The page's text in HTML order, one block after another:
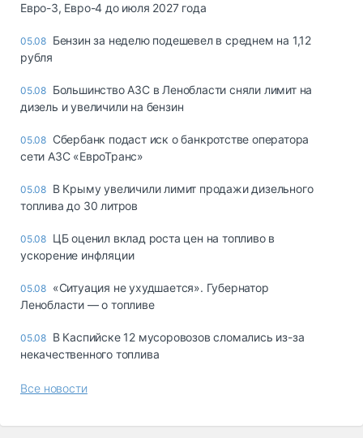
Евро-3, Евро-4 до июля 2027 года
05.08 Бензин за неделю подешевел в среднем на 1,12
рубля
05.08 Большинство АЗС в Ленобласти сняли лимит на
дизель и увеличили на бензин
05.08 Сбербанк подаст иск о банкротстве оператора
сети АЗС «ЕвроТранс»
05.08 В Крыму увеличили лимит продажи дизельного
топлива до 30 литров
05.08 ЦБ оценил вклад роста цен на топливо в
ускорение инфляции
05.08 «Ситуация не ухудшается». Губернатор
Ленобласти — о топливе
05.08 В Каспийске 12 мусоровозов сломались из-за
некачественного топлива
Все новости